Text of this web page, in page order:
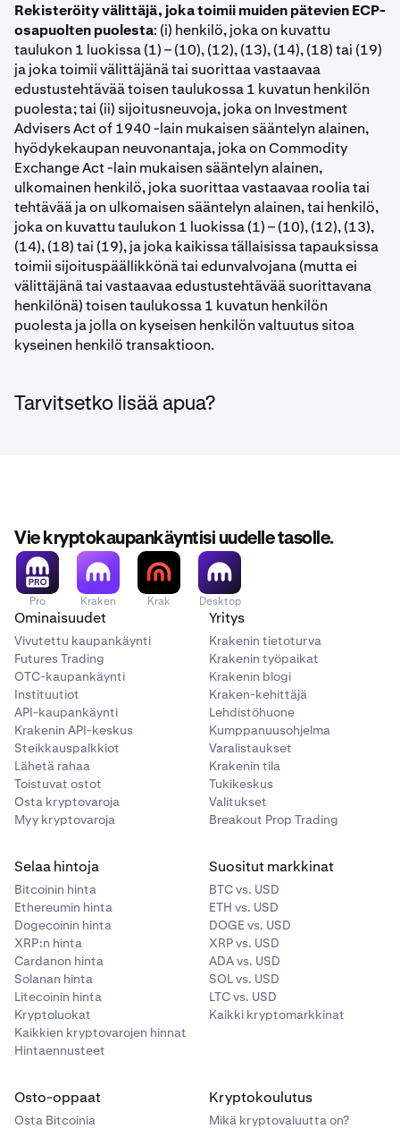
Rekisteröity välittäjä, joka toimii muiden pätevien ECP-
osapuolten puolesta: (i) henkilö, joka on kuvattu
taulukon 1 luokissa (1) – (10), (12), (13), (14), (18) tai (19)
ja joka toimii välittäjänä tai suorittaa vastaavaa
edustustehtävää toisen taulukossa 1 kuvatun henkilön
puolesta; tai (ii) sijoitusneuvoja, joka on Investment
Advisers Act of 1940 -lain mukaisen sääntelyn alainen,
hyödykekaupan neuvonantaja, joka on Commodity
Exchange Act -lain mukaisen sääntelyn alainen,
ulkomainen henkilö, joka suorittaa vastaavaa roolia tai
tehtävää ja on ulkomaisen sääntelyn alainen, tai henkilö,
joka on kuvattu taulukon 1 luokissa (1) – (10), (12), (13),
(14), (18) tai (19), ja joka kaikissa tällaisissa tapauksissa
toimii sijoituspäällikkönä tai edunvalvojana (mutta ei
välittäjänä tai vastaavaa edustustehtävää suorittavana
henkilönä) toisen taulukossa 1 kuvatun henkilön
puolesta ja jolla on kyseisen henkilön valtuutus sitoa
kyseinen henkilö transaktioon.
Tarvitsetko lisää apua?
Vie kryptokaupankäyntisi uudelle tasolle.
Pro Kraken Krak Desktop
Ominaisuudet
Vivutettu kaupankäynti
Futures Trading
OTC-kaupankäynti
Instituutiot
API-kaupankäynti
Krakenin API-keskus
Steikkauspalkkiot
Lähetä rahaa
Toistuvat ostot
Osta kryptovaroja
Myy kryptovaroja
Yritys
Krakenin tietoturva
Krakenin työpaikat
Krakenin blogi
Kraken-kehittäjä
Lehdistöhuone
Kumppanuusohjelma
Varalistaukset
Krakenin tila
Tukikeskus
Valitukset
Breakout Prop Trading
Selaa hintoja
Bitcoinin hinta
Ethereumin hinta
Dogecoinin hinta
XRP:n hinta
Cardanon hinta
Solanan hinta
Litecoinin hinta
Kryptoluokat
Kaikkien kryptovarojen hinnat
Hintaennusteet
Suositut markkinat
BTC vs. USD
ETH vs. USD
DOGE vs. USD
XRP vs. USD
ADA vs. USD
SOL vs. USD
LTC vs. USD
Kaikki kryptomarkkinat
Osto-oppaat
Osta Bitcoinia
Kryptokoulutus
Mikä kryptovaluutta on?